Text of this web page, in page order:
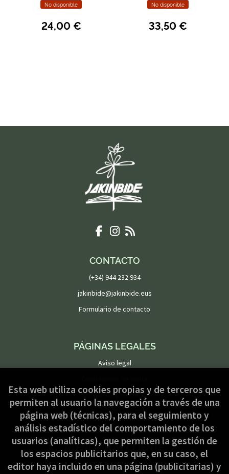
No disponible
24,00 €
No disponible
33,50 €
CONTACTO
(+34) 944 232 934
jakinbide@jakinbide.eus
Formulario de contacto
PÁGINAS LEGALES
Aviso legal
Política de privacidad
Política de Cookies
ATENCIÓN AL CLIENTE
Quiénes somos
Esta web utiliza cookies propias y de terceros que
permiten al usuario la navegación a través de una
página web (técnicas), para el seguimiento y
análisis estadístico del comportamiento de los
usuarios (analíticas), que permiten la gestión de
los espacios publicitarios que, en su caso, el
editor haya incluido en una página (publicitarias) y